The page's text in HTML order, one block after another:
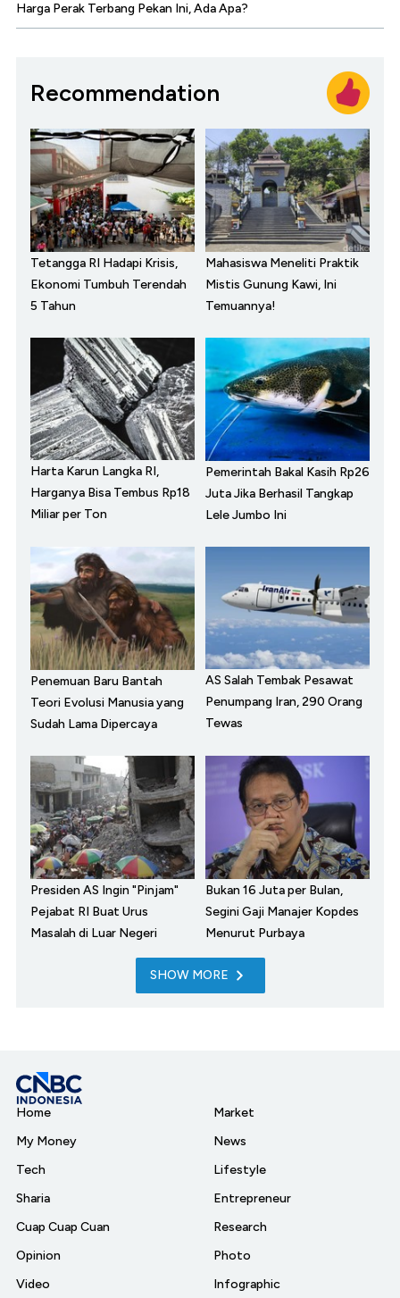
Harga Perak Terbang Pekan Ini, Ada Apa?
Recommendation
Tetangga RI Hadapi Krisis,
Ekonomi Tumbuh Terendah
5 Tahun
Mahasiswa Meneliti Praktik
Mistis Gunung Kawi, Ini
Temuannya!
Harta Karun Langka RI,
Harganya Bisa Tembus Rp18
Miliar per Ton
Pemerintah Bakal Kasih Rp26
Juta Jika Berhasil Tangkap
Lele Jumbo Ini
Penemuan Baru Bantah
Teori Evolusi Manusia yang
Sudah Lama Dipercaya
AS Salah Tembak Pesawat
Penumpang Iran, 290 Orang
Tewas
Presiden AS Ingin "Pinjam"
Pejabat RI Buat Urus
Masalah di Luar Negeri
Bukan 16 Juta per Bulan,
Segini Gaji Manajer Kopdes
Menurut Purbaya
SHOW MORE
Home
My Money
Tech
Sharia
Cuap Cuap Cuan
Opinion
Video
Market
News
Lifestyle
Entrepreneur
Research
Photo
Infographic